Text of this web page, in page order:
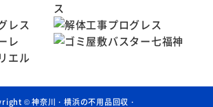
©神奈川・横浜の不用品回収・